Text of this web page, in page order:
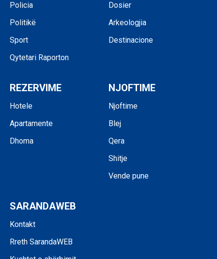
Policia
Politikë
Sport
Qytetari Raporton
Dosier
Arkeologjia
Destinacione
REZERVIME
Hotele
Apartamente
Dhoma
NJOFTIME
Njoftime
Blej
Qera
Shitje
Vende pune
SARANDAWEB
Kontakt
Rreth SarandaWEB